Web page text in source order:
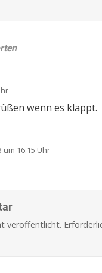
wenn es klappt.
um 16:15 Uhr
veröffentlicht.